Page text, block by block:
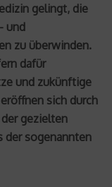
gelingt, die
und
zu überwinden.
dafür
und zukünftige
sich durch
gezielten
der sogenannten